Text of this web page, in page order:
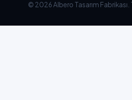
© 2026 Albero Tasarım Fabrikası.